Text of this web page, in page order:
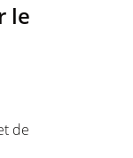
le
de